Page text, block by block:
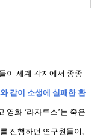
이 세계 각지에서 종종
같이 소생에 실패한 환
영화 ‘라자루스’는 죽은
진행하던 연구원들이,